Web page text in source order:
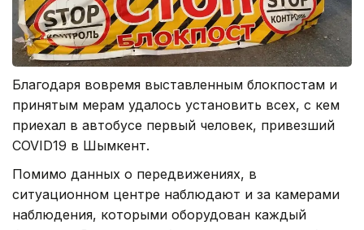
Благодаря вовремя выставленным блокпостам и
принятым мерам удалось установить всех, с кем
приехал в автобусе первый человек, привезший
COVID19 в Шымкент.
Помимо данных о передвижениях, в
ситуационном центре наблюдают и за камерами
наблюдения, которыми оборудован каждый